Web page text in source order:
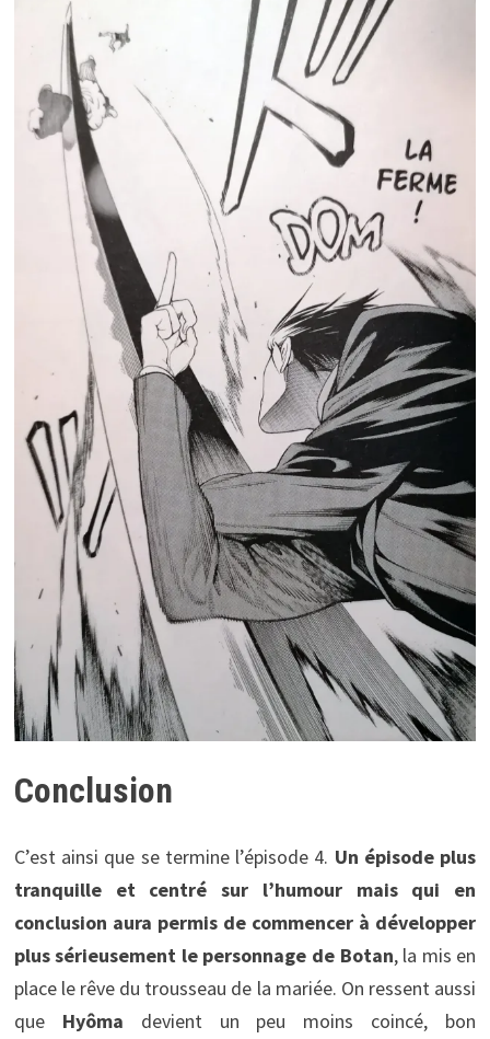
Conclusion
C’est ainsi que se termine l’épisode 4. Un épisode plus
tranquille et centré sur l’humour mais qui en
conclusion aura permis de commencer à développer
plus sérieusement le personnage de Botan, la mis en
place le rêve du trousseau de la mariée. On ressent aussi
que Hyôma devient un peu moins coincé, bon